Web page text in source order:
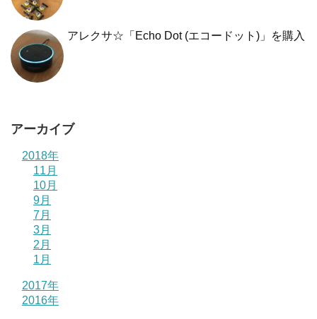
アレクサ☆「Echo Dot (エコードット)」を購入
アーカイブ
2018年
11月
10月
9月
7月
3月
2月
1月
2017年
2016年